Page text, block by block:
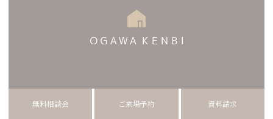
木造ホーム株式会社 小川建美
無料相談会 ご来場予約 資料請求